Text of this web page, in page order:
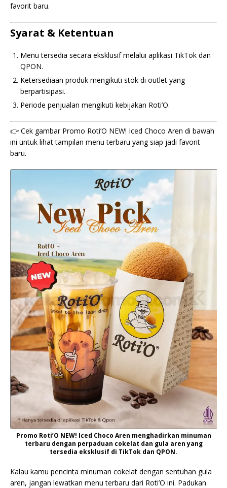
favorit baru.
Syarat & Ketentuan
Menu tersedia secara eksklusif melalui aplikasi TikTok dan
QPON.
Ketersediaan produk mengikuti stok di outlet yang
berpartisipasi.
Periode penjualan mengikuti kebijakan Roti’O.
👉 Cek gambar Promo Roti’O NEW! Iced Choco Aren di bawah
ini untuk lihat tampilan menu terbaru yang siap jadi favorit
baru.
Promo Roti’O NEW! Iced Choco Aren menghadirkan minuman
terbaru dengan perpaduan cokelat dan gula aren yang
tersedia eksklusif di TikTok dan QPON.
Kalau kamu pencinta minuman cokelat dengan sentuhan gula
aren, jangan lewatkan menu terbaru dari Roti’O ini. Padukan